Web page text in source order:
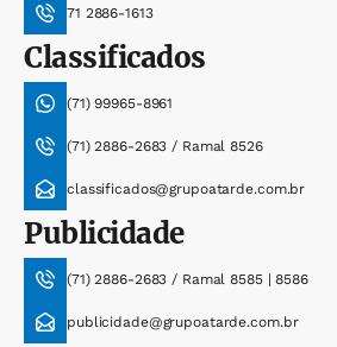
71 2886-1613
Classificados
(71) 99965-8961
(71) 2886-2683 / Ramal 8526
classificados@grupoatarde.com.br
Publicidade
(71) 2886-2683 / Ramal 8585 | 8586
publicidade@grupoatarde.com.br